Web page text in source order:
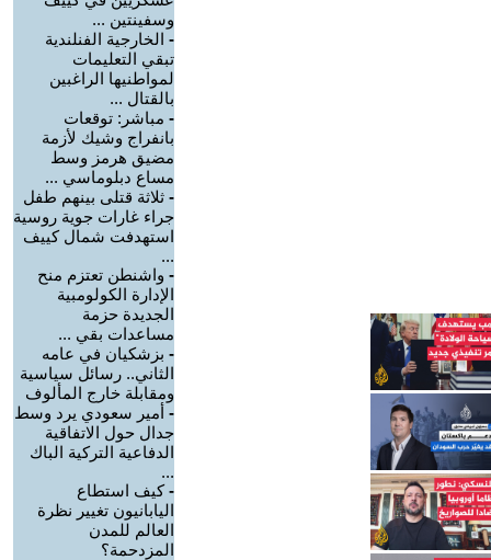
وسفينتين ...
- الخارجية الفنلندية
تبقي التعليمات
لمواطنيها الراغبين
بالقتال ...
- مباشر: توقعات
بانفراج وشيك لأزمة
مضيق هرمز وسط
مساع دبلوماسي ...
- ثلاثة قتلى بينهم طفل
جراء غارات جوية روسية
استهدفت شمال كييف
...
- واشنطن تعتزم منح
الإدارة الكولومبية
الجديدة حزمة
مساعدات بقي ...
- بزشكيان في عامه
الثاني.. رسائل سياسية
ومقابلة خارج المألوف
- أمير سعودي يرد وسط
جدال حول الاتفاقية
الدفاعية التركية الباك
...
-كيف استطاع
اليابانيون تغيير نظرة
العالم للمدن
المزدحمة؟